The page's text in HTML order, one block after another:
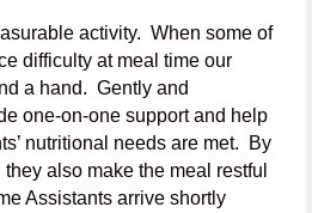
activity. When some of
difficulty at meal time our
a hand. Gently and
one-on-one support and help
nutritional needs are met. By
also make the meal restful
Assistants arrive shortly